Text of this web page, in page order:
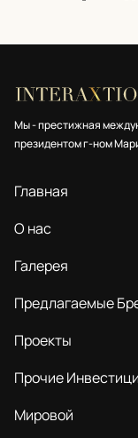
Мы - престижная
президентом г-ном
Главная
О нас
Галерея
Предлагаемые
Проекты
Прочие
Мировой